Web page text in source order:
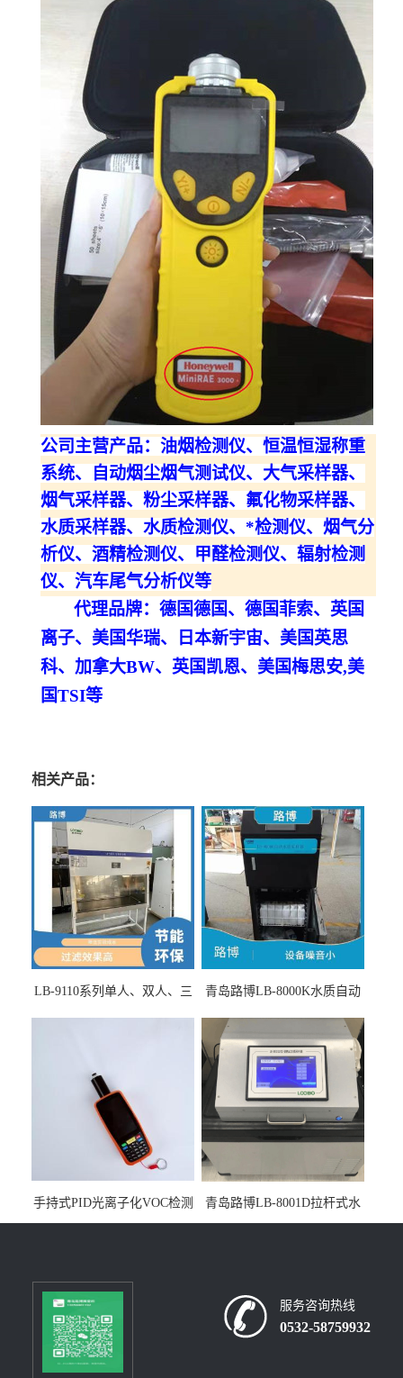
公司主营产品：油烟检测仪、恒温恒湿称重
系统、自动烟尘烟气测试仪、大气采样器、
烟气采样器、粉尘采样器、氟化物采样器、
水质采样器、水质检测仪、*检测仪、烟气分
析仪、酒精检测仪、甲醛检测仪、辐射检测
仪、汽车尾气分析仪等
代理品牌：德国德国、德国菲索、英国
离子、美国华瑞、日本新宇宙、美国英思
科、加拿大BW、英国凯恩、美国梅思安,美
国TSI等
相关产品：
LB-9110系列单人、双人、三
青岛路博LB-8000K水质自动
手持式PID光离子化VOC检测
仪（挥发性有机物设备）
青岛路博LB-8001D拉杆式水
质采样器
服务咨询热线
0532-58759932